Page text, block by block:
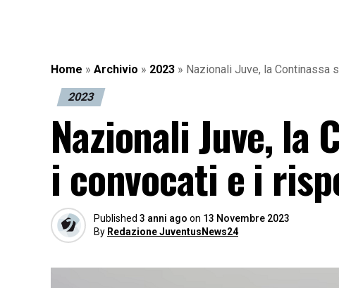
Home » Archivio » 2023 » Nazionali Juve, la Continassa
2023
Nazionali Juve, la
i convocati e i
Published 3 anni ago on 13 Novembre 2023
By Redazione JuventusNews24